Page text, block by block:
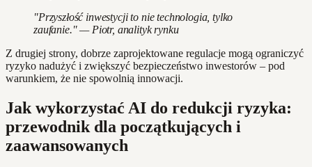
"Przyszłość inwestycji to nie technologia, tylko
zaufanie." — Piotr, analityk rynku
Z drugiej strony, dobrze zaprojektowane regulacje mogą ograniczyć
ryzyko nadużyć i zwiększyć bezpieczeństwo inwestorów – pod
warunkiem, że nie spowolnią innowacji.
Jak wykorzystać AI do redukcji ryzyka:
przewodnik dla początkujących i
zaawansowanych